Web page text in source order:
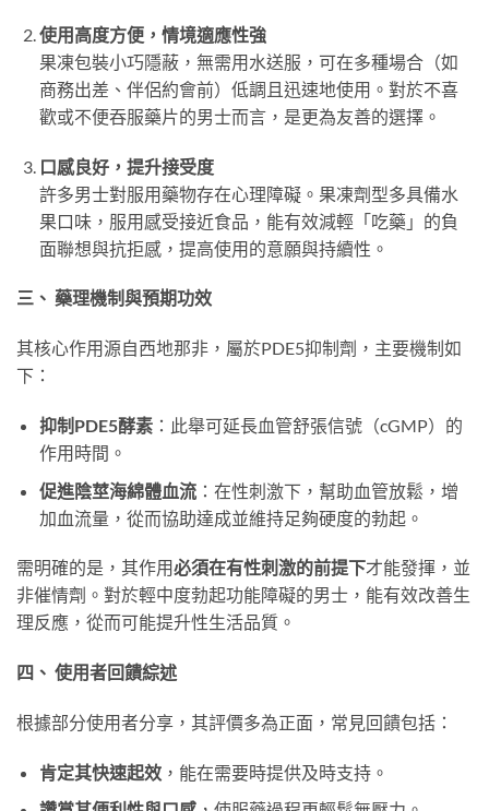
使用高度方便，情境適應性強
果凍包裝小巧隱蔽，無需用水送服，可在多種場合（如
商務出差、伴侶約會前）低調且迅速地使用。對於不喜
歡或不便吞服藥片的男士而言，是更為友善的選擇。
口感良好，提升接受度
許多男士對服用藥物存在心理障礙。果凍劑型多具備水
果口味，服用感受接近食品，能有效減輕「吃藥」的負
面聯想與抗拒感，提高使用的意願與持續性。
三、 藥理機制與預期功效
其核心作用源自西地那非，屬於PDE5抑制劑，主要機制如
下：
抑制PDE5酵素：此舉可延長血管舒張信號（cGMP）的
作用時間。
促進陰莖海綿體血流：在性刺激下，幫助血管放鬆，增
加血流量，從而協助達成並維持足夠硬度的勃起。
需明確的是，其作用必須在有性刺激的前提下才能發揮，並
非催情劑。對於輕中度勃起功能障礙的男士，能有效改善生
理反應，從而可能提升性生活品質。
四、 使用者回饋綜述
根據部分使用者分享，其評價多為正面，常見回饋包括：
肯定其快速起效，能在需要時提供及時支持。